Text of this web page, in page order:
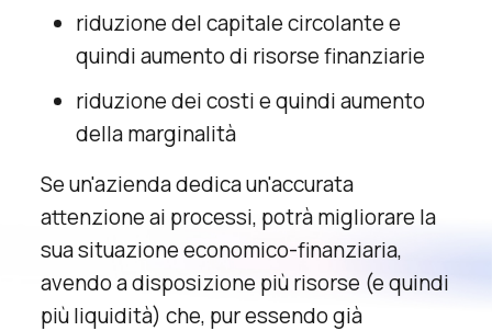
riduzione del capitale circolante e
quindi aumento di risorse finanziarie
riduzione dei costi e quindi aumento
della marginalità
Se un'azienda dedica un'accurata
attenzione ai processi, potrà migliorare la
sua situazione economico-finanziaria,
avendo a disposizione più risorse (e quindi
più liquidità) che, pur essendo già